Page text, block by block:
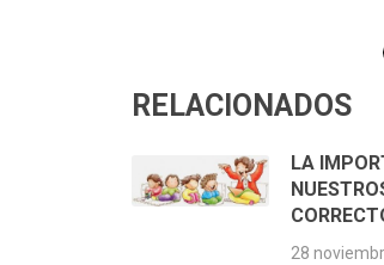
RELACIONADOS
LA
28